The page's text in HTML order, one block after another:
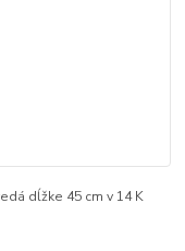
dĺžke 45 cm v 14 K